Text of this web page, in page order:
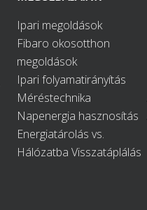
Ipari megoldások
Fibaro okosotthon
megoldások
Ipari folyamatirányítás
Méréstechnika
Napenergia hasznosítás
Energiatárolás vs.
Hálózatba Visszatáplálás